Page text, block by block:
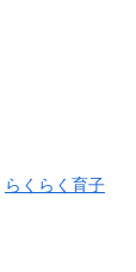
らくらく育子